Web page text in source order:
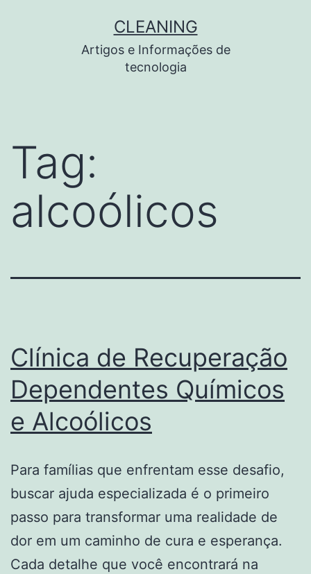
CLEANING
Artigos e Informações de
tecnologia
Tag:
alcoólicos
Clínica de Recuperação
Dependentes Químicos
e Alcoólicos
Para famílias que enfrentam esse desafio,
buscar ajuda especializada é o primeiro
passo para transformar uma realidade de
dor em um caminho de cura e esperança.
Cada detalhe que você encontrará na